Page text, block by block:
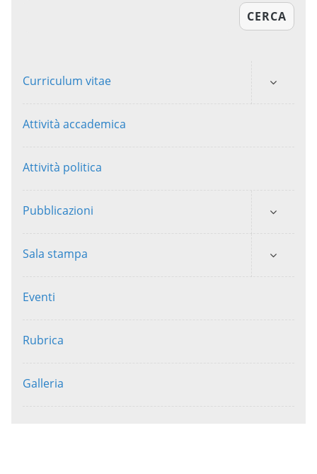
CERCA
Curriculum vitae
Attività accademica
Attività politica
Pubblicazioni
Sala stampa
Eventi
Rubrica
Galleria